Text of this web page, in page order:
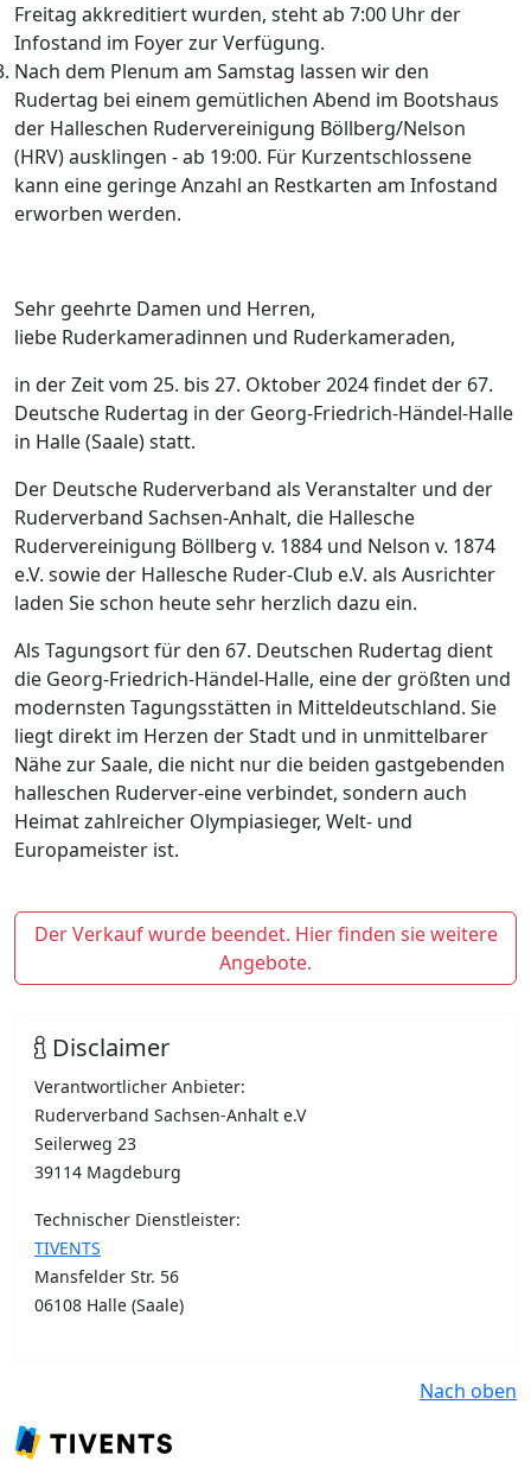
Freitag akkreditiert wurden, steht ab 7:00 Uhr der
Infostand im Foyer zur Verfügung.
Nach dem Plenum am Samstag lassen wir den
Rudertag bei einem gemütlichen Abend im Bootshaus
der Halleschen Rudervereinigung Böllberg/Nelson
(HRV) ausklingen - ab 19:00. Für Kurzentschlossene
kann eine geringe Anzahl an Restkarten am Infostand
erworben werden.
Sehr geehrte Damen und Herren,
liebe Ruderkameradinnen und Ruderkameraden,
in der Zeit vom 25. bis 27. Oktober 2024 findet der 67.
Deutsche Rudertag in der Georg-Friedrich-Händel-Halle
in Halle (Saale) statt.
Der Deutsche Ruderverband als Veranstalter und der
Ruderverband Sachsen-Anhalt, die Hallesche
Rudervereinigung Böllberg v. 1884 und Nelson v. 1874
e.V. sowie der Hallesche Ruder-Club e.V. als Ausrichter
laden Sie schon heute sehr herzlich dazu ein.
Als Tagungsort für den 67. Deutschen Rudertag dient
die Georg-Friedrich-Händel-Halle, eine der größten und
modernsten Tagungsstätten in Mitteldeutschland. Sie
liegt direkt im Herzen der Stadt und in unmittelbarer
Nähe zur Saale, die nicht nur die beiden gastgebenden
halleschen Ruderver-eine verbindet, sondern auch
Heimat zahlreicher Olympiasieger, Welt- und
Europameister ist.
Der Verkauf wurde beendet. Hier finden sie weitere
Angebote.
Disclaimer
Verantwortlicher Anbieter:
Ruderverband Sachsen-Anhalt e.V
Seilerweg 23
39114 Magdeburg
Technischer Dienstleister:
TIVENTS
Mansfelder Str. 56
06108 Halle (Saale)
Nach oben